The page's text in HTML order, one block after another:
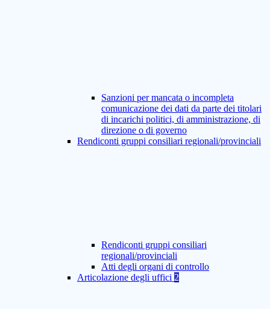
Sanzioni per mancata o incompleta
comunicazione dei dati da parte dei titolari
di incarichi politici, di amministrazione, di
direzione o di governo
Rendiconti gruppi consiliari regionali/provinciali
Rendiconti gruppi consiliari
regionali/provinciali
Atti degli organi di controllo
Articolazione degli uffici 2